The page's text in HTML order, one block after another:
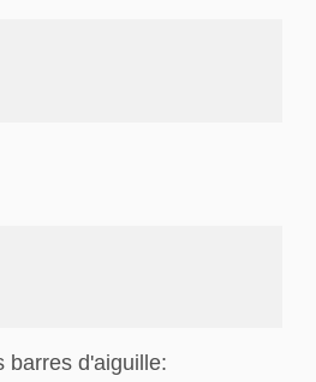
barres d'aiguille: